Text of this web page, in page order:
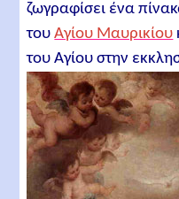
ζωγραφίσει ένα
τουΑγίου Μαυρικίου
του Αγίου στην